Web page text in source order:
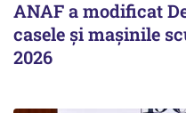
ANAF a modificat
casele și mașinile
2026